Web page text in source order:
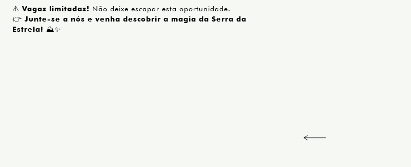
⚠️ Vagas limitadas! Não deixe escapar esta oportunidade.
👉 Junte-se a nós e venha descobrir a magia da Serra da
Estrela! ⛰️✨